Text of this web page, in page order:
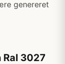
genereret
Ral 3027